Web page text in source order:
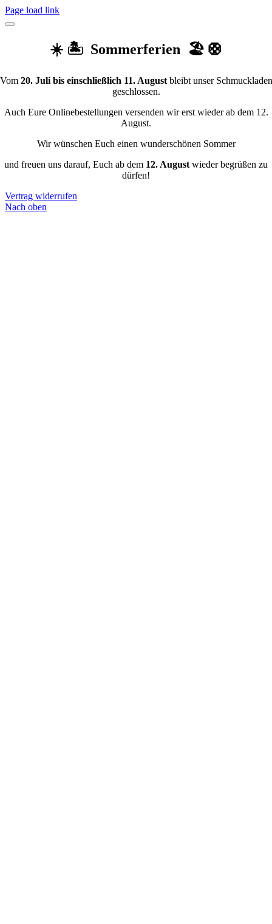
Page load link
☀️ 🏝️ Sommerferien 🏖️ 🛟
Vom 20. Juli bis einschließlich 11. Augustbleibt unser Schmuckladen
geschlossen.
Auch Eure Onlinebestellungen versenden wir erst wieder ab dem 12.
August.
Wir wünschen Euch einen wunderschönen Sommer
und freuen uns darauf, Euch ab dem 12. August wieder begrüßen zu
dürfen!
Vertrag widerrufen
Nach oben